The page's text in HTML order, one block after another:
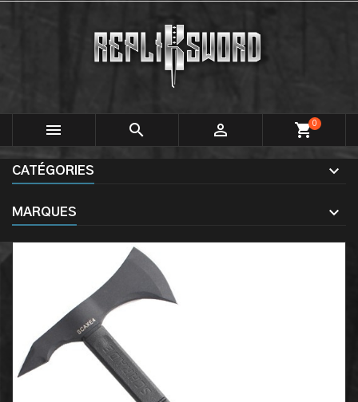
   shopping_cart0
CATÉGORIES
MARQUES